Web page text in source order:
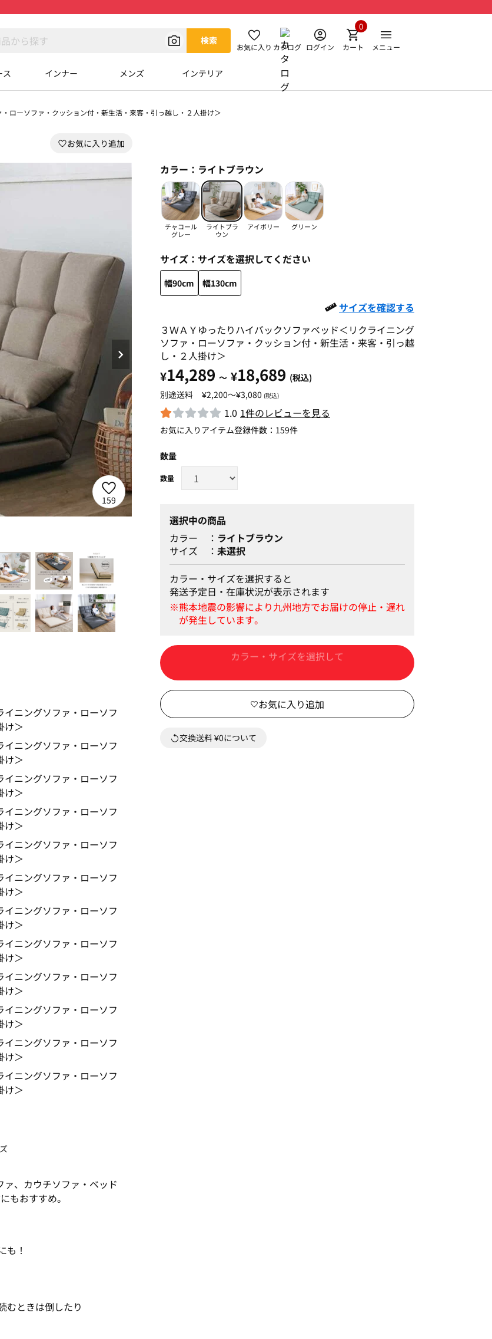
検索
お気に入り カタログ ログイン カート
0
メニュー
ス インナー メンズ インテリア
ローソファ・クッション付・新生活・来客・引っ越し・２人掛け＞
159
、カウチソファ・ベッド
もおすすめ。
も！
むときは倒したり
カラー： ライトブラウン
チャコール
グレー
ライトブラ
ウン
アイボリー グリーン
サイズ： サイズを選択してください
幅90cm 幅130cm
サイズを確認する
３ＷＡＹゆったりハイバックソファベッド＜リクライニング
ソファ・ローソファ・クッション付・新生活・来客・引っ越
し・２人掛け＞
¥14,289 ～ ¥18,689 (税込)
¥2,200～¥3,080 (税込)
1.0 1件のレビューを見る
お気に入りアイテム登録件数： 159件
数量
選択中の商品
カラー
ライトブラウン
サイズ
未選択
カラー・サイズを選択すると
発送予定日・在庫状況が表示されます
カートに入れる
交換送料 ¥0について